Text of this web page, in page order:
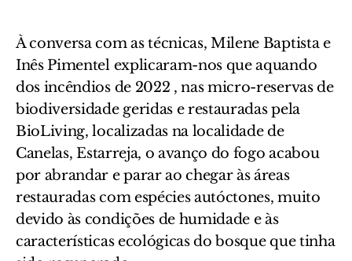
À conversa com as técnicas, Milene Baptista e
Inês Pimentel explicaram-nos que aquando
dos incêndios de 2022 , nas micro-reservas de
biodiversidade geridas e restauradas pela
BioLiving, localizadas na localidade de
Canelas, Estarreja, o avanço do fogo acabou
por abrandar e parar ao chegar às áreas
restauradas com espécies autóctones, muito
devido às condições de humidade e às
características ecológicas do bosque que tinha